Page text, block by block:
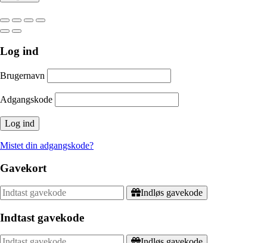
Log ind
Brugernavn
Adgangskode
Mistet din adgangskode?
Gavekort
Indløs gavekode
Indtast gavekode